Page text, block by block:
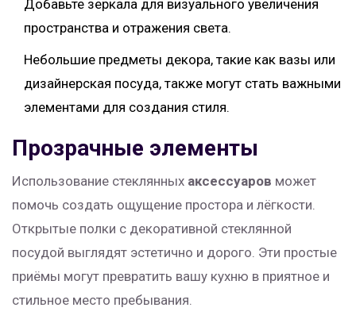
Добавьте зеркала для визуального увеличения
пространства и отражения света.
Небольшие предметы декора, такие как вазы или
дизайнерская посуда, также могут стать важными
элементами для создания стиля.
Прозрачные элементы
Использование стеклянных аксессуаров может
помочь создать ощущение простора и лёгкости.
Открытые полки с декоративной стеклянной
посудой выглядят эстетично и дорого. Эти простые
приёмы могут превратить вашу кухню в приятное и
стильное место пребывания.